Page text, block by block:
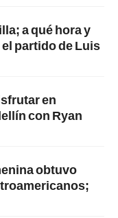
a qué hora y
el partido de Luis
en
con Ryan
obtuvo